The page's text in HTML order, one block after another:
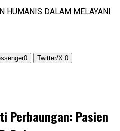
HUMANIS DALAM MELAYANI
0 Twitter/X 0
Perbaungan: Pasien